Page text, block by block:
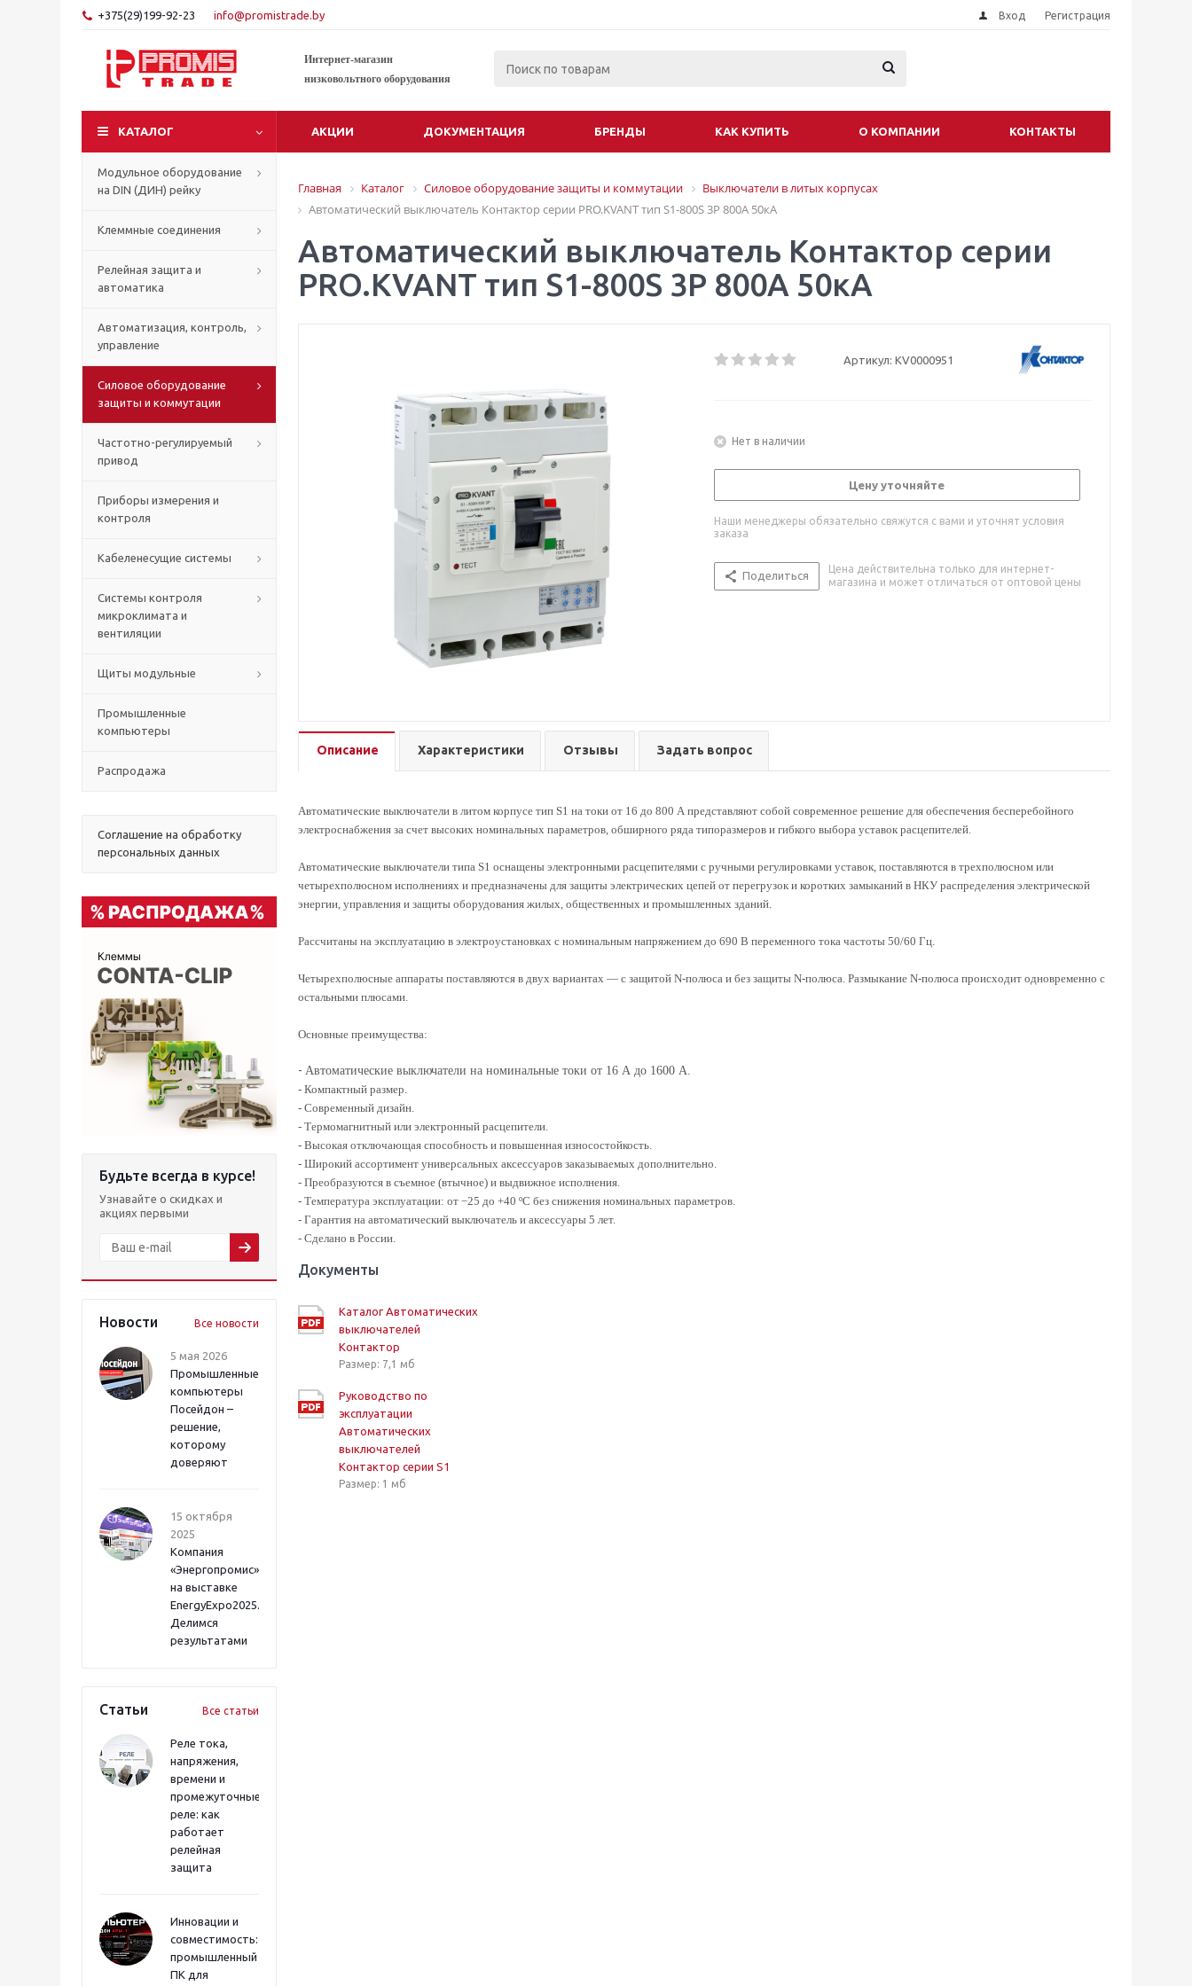
+375(29)199-92-23 info@promistrade.by Вход Регистрация
Интернет-магазин
низковольтного оборудования
КАТАЛОГ АКЦИИ ДОКУМЕНТАЦИЯ БРЕНДЫ КАК КУПИТЬ О КОМПАНИИ КОНТАКТЫ
Модульное оборудование
на DIN (ДИН) рейку
Клеммные соединения
Релейная защита и
автоматика
Автоматизация, контроль,
управление
Силовое оборудование
защиты и коммутации
Частотно-регулируемый
привод
Приборы измерения и
контроля
Кабеленесущие системы
Системы контроля
микроклимата и
вентиляции
Щиты модульные
Промышленные
компьютеры
Распродажа
Соглашение на обработку
персональных данных
Будьте всегда в курсе!
Узнавайте о скидках и
акциях первыми
Новости Все новости
5 мая 2026
Промышленные
компьютеры
Посейдон –
решение,
которому
доверяют
15 октября
2025
Компания
«Энергопромис»
на выставке
EnergyExpo2025.
Делимся
результатами
Статьи Все статьи
Реле тока,
напряжения,
времени и
промежуточные
реле: как
работает
релейная
защита
Инновации и
совместимость:
промышленный
ПК для
Главная Каталог Силовое оборудование защиты и коммутации
Выключатели в литых корпусах
Автоматический выключатель Контактор серии PRO.KVANT тип S1-800S 3P 800А 50кА
Автоматический выключатель Контактор серии
PRO.KVANT тип S1-800S 3P 800А 50кА
Артикул: KV0000951
Нет в наличии
Цену уточняйте
Наши менеджеры обязательно свяжутся с вами и уточнят условия
заказа
Поделиться
Цена действительна только для интернет-
магазина и может отличаться от оптовой цены
Описание Характеристики Отзывы Задать вопрос
Автоматические выключатели в литом корпусе тип S1 на токи от 16 до 800 А представляют собой современное решение для обеспечения бесперебойного
электроснабжения за счет высоких номинальных параметров, обширного ряда типоразмеров и гибкого выбора уставок расцепителей.
Автоматические выключатели типа S1 оснащены электронными расцепителями с ручными регулировками уставок, поставляются в трехполюсном или
четырехполюсном исполнениях и предназначены для защиты электрических цепей от перегрузок и коротких замыканий в НКУ распределения электрической
энергии, управления и защиты оборудования жилых, общественных и промышленных зданий.
Рассчитаны на эксплуатацию в электроустановках с номинальным напряжением до 690 В переменного тока частоты 50/60 Гц.
Четырехполюсные аппараты поставляются в двух вариантах — с защитой N-полюса и без защиты N-полюса. Размыкание N-полюса происходит одновременно с
остальными плюсами.
Основные преимущества:
- Автоматические выключатели на номинальные токи от 16 А до 1600 А.
- Компактный размер.
- Современный дизайн.
- Термомагнитный или электронный расцепители.
- Высокая отключающая способность и повышенная износостойкость.
- Широкий ассортимент универсальных аксессуаров заказываемых дополнительно.
- Преобразуются в съемное (втычное) и выдвижное исполнения.
- Температура эксплуатации: от −25 до +40 ºС без снижения номинальных параметров.
- Гарантия на автоматический выключатель и аксессуары 5 лет.
- Сделано в России.
Документы
Каталог Автоматических
выключателей
Контактор
Размер: 7,1 мб
Руководство по
эксплуатации
Автоматических
выключателей
Контактор серии S1
Размер: 1 мб